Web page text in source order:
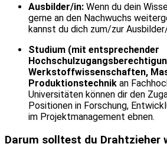
Ausbilder/in: Wenn du dein
gerne an den Nachwuchs
kannst du dich zum/zur
Studium (mit entsprechender
Werkstoffwissenschaften,
Produktionstechnik an
Universitäten können dir den
Positionen in Forschung,
im Projektmanagement ebnen.
Darum solltest du Drahtzieher